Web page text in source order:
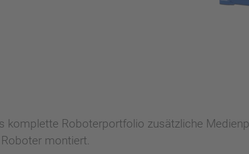
komplette Roboterportfolio zusätzliche
montiert.